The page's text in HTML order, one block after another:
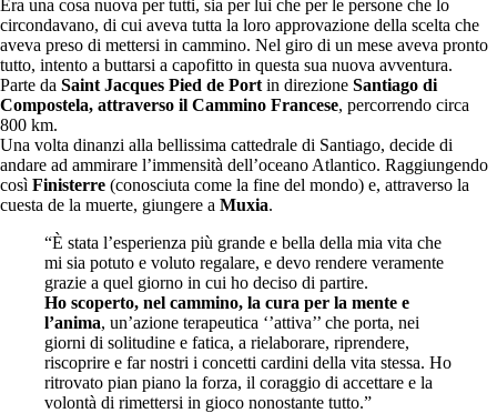
Era una cosa nuova per tutti, sia per lui che per le persone che lo
circondavano, di cui aveva tutta la loro approvazione della scelta che
aveva preso di mettersi in cammino. Nel giro di un mese aveva pronto
tutto, intento a buttarsi a capofitto in questa sua nuova avventura.
Parte da Saint Jacques Pied de Port in direzione Santiago di
Compostela, attraverso il Cammino Francese, percorrendo circa
800 km.
Una volta dinanzi alla bellissima cattedrale di Santiago, decide di
andare ad ammirare l’immensità dell’oceano Atlantico. Raggiungendo
così Finisterre (conosciuta come la fine del mondo) e, attraverso la
cuesta de la muerte, giungere a Muxia.
“È stata l’esperienza più grande e bella della mia vita che
mi sia potuto e voluto regalare, e devo rendere veramente
grazie a quel giorno in cui ho deciso di partire.
Ho scoperto, nel cammino, la cura per la mente e
l’anima, un’azione terapeutica ‘’attiva’’ che porta, nei
giorni di solitudine e fatica, a rielaborare, riprendere,
riscoprire e far nostri i concetti cardini della vita stessa. Ho
ritrovato pian piano la forza, il coraggio di accettare e la
volontà di rimettersi in gioco nonostante tutto.”